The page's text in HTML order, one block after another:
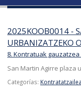
2025KOOB0014 -
URBANIZATZEKO
8. Kontratuak
San Martin Agirre plaza
Categorías: